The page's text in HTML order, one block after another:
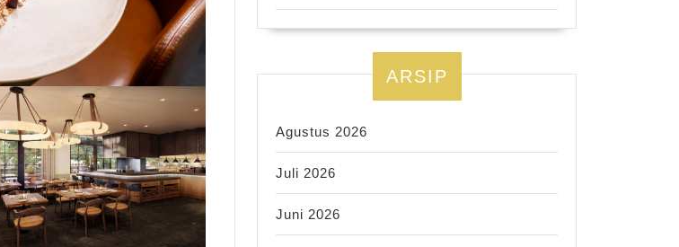
ARSIP
Agustus 2026
Juli 2026
Juni 2026